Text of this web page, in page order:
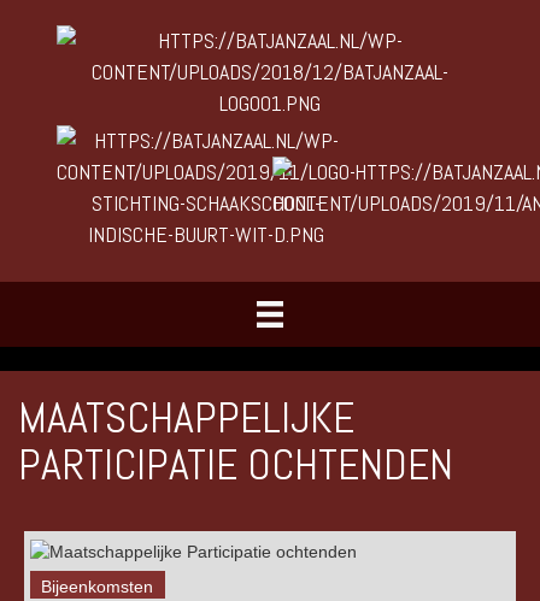
MAATSCHAPPELIJKE
PARTICIPATIE OCHTENDEN
Bijeenkomsten